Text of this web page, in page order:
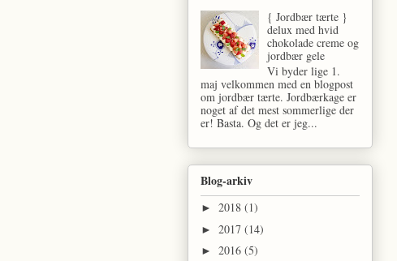
{ Jordbær tærte }
delux med hvid
chokolade creme og
jordbær gele
Vi byder lige 1.
maj velkommen med en blogpost
om jordbær tærte. Jordbærkage er
noget af det mest sommerlige der
er! Basta. Og det er jeg...
Blog-arkiv
► 2018 (1)
► 2017 (14)
► 2016 (5)